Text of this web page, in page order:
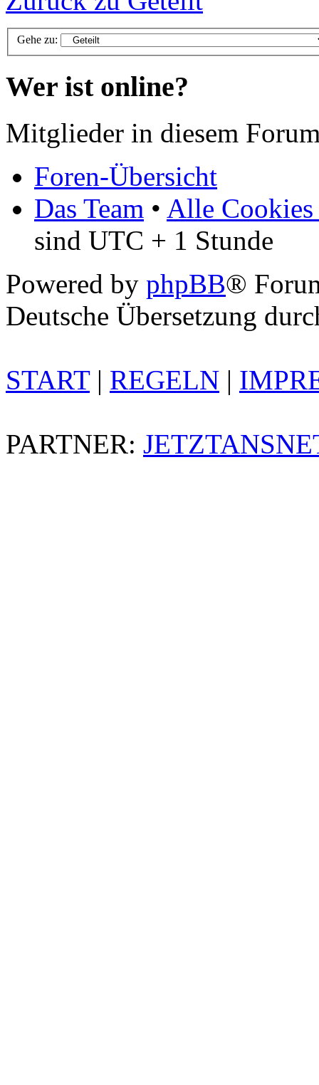
Gehe zu:
Wer ist online?
Mitglieder in diesem
Foren-Übersicht
Das Team • Alle Cookies
sind UTC + 1 Stunde
Powered by phpBB®
Deutsche Übersetzung
START| REGELN |
PARTNER: